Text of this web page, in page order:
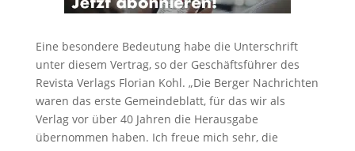
Eine besondere Bedeutung habe die Unterschrift
unter diesem Vertrag, so der Geschäftsführer des
Revista Verlags Florian Kohl. „Die Berger Nachrichten
waren das erste Gemeindeblatt, für das wir als
Verlag vor über 40 Jahren die Herausgabe
übernommen haben. Ich freue mich sehr, die